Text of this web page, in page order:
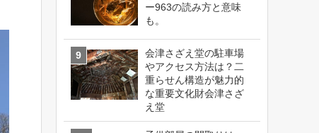
ー963の読み方と意味
も。
会津さざえ堂の駐車場
やアクセス方法は？二
重らせん構造が魅力的
な重要文化財会津さざ
え堂